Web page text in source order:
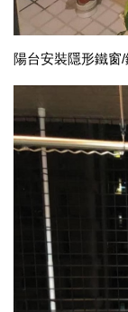
陽台安裝隱形鐵窗